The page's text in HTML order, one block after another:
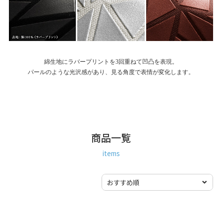
綿生地にラバープリントを3回重ねて凹凸を表現。
パールのような光沢感があり、見る角度で表情が変化します。
商品一覧
items